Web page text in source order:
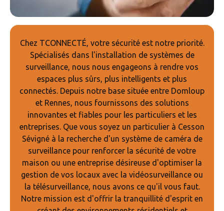
Chez TCONNECTÉ, votre sécurité est notre priorité.
Spécialisés dans l'installation de systèmes de
surveillance, nous nous engageons à rendre vos
espaces plus sûrs, plus intelligents et plus
connectés. Depuis notre base située entre Domloup
et Rennes, nous fournissons des solutions
innovantes et fiables pour les particuliers et les
entreprises. Que vous soyez un particulier à Cesson
Sévigné à la recherche d'un système de caméra de
surveillance pour renforcer la sécurité de votre
maison ou une entreprise désireuse d'optimiser la
gestion de vos locaux avec la vidéosurveillance ou
la télésurveillance, nous avons ce qu'il vous faut.
Notre mission est d'offrir la tranquillité d'esprit en